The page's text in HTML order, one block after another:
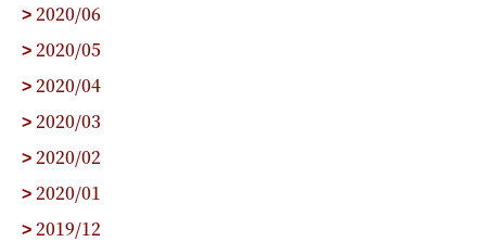
> 2020/06
> 2020/05
> 2020/04
> 2020/03
> 2020/02
> 2020/01
> 2019/12